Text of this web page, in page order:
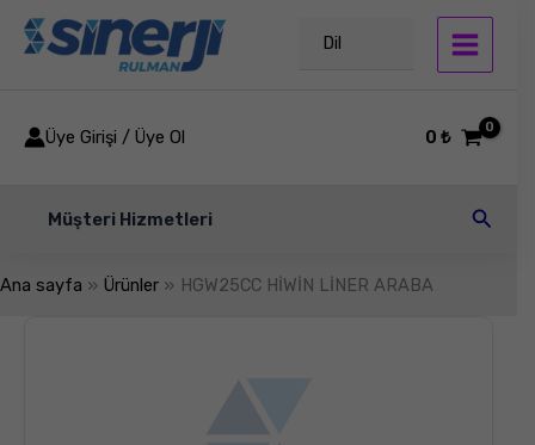
İçeriğe
atla
Dil
Üye Girişi / Üye Ol 0₺
Müşteri Hizmetleri Arama
Ana sayfa Ürünler HGW25CC HİWİN LİNER ARABA